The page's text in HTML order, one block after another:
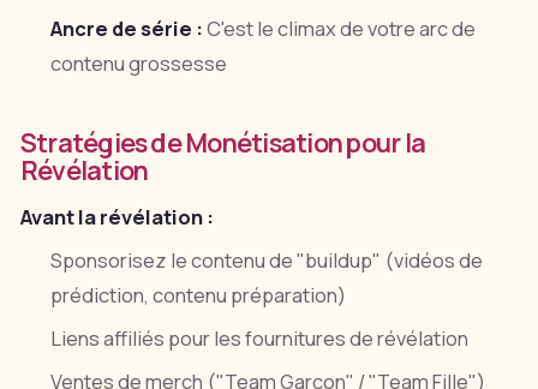
Ancre de série :C'est le climax de votre arc de
contenu grossesse
Stratégies de Monétisation pour la
Révélation
Avant la révélation :
Sponsorisez le contenu de "buildup" (vidéos de
prédiction, contenu préparation)
Liens affiliés pour les fournitures de révélation
Ventes de merch ("Team Garçon" / "Team Fille")